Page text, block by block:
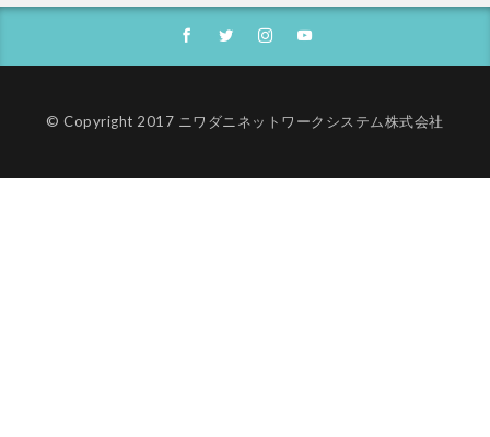
© Copyright 2017 ニワダニネットワークシステム株式会社